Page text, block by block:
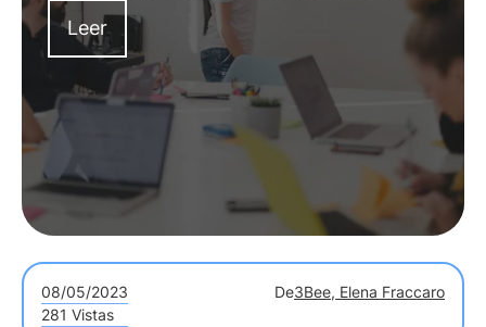
durante la pandemia.
Leer
08/05/2023 De3Bee, Elena Fraccaro
281 Vistas